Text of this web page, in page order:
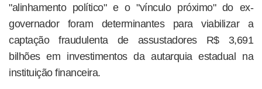
"alinhamento político" e o "vínculo próximo" do ex-
governador foram determinantes para viabilizar a
captação fraudulenta de assustadores R$ 3,691
bilhões em investimentos da autarquia estadual na
instituição financeira.